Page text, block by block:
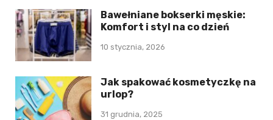
Bawełniane bokserki męskie:
Komfort i styl na co dzień
10 stycznia, 2026
Jak spakować kosmetyczkę na
urlop?
31 grudnia, 2025